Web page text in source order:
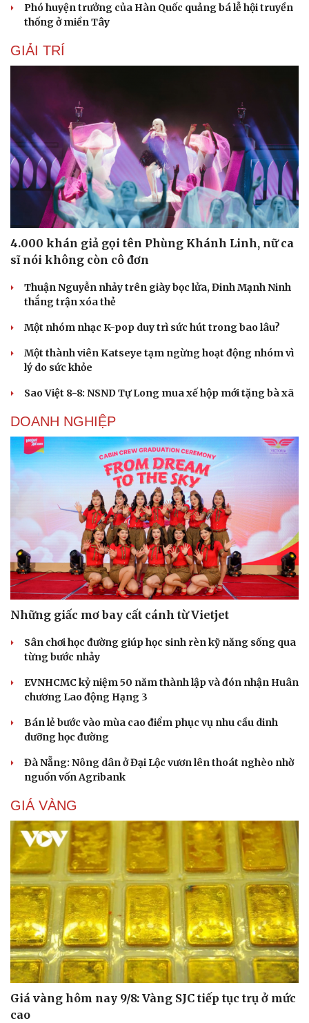
Cải chính
Phó huyện trưởng của Hàn Quốc quảng bá lễ hội truyền
thống ở miền Tây
GIẢI TRÍ
4.000 khán giả gọi tên Phùng Khánh Linh, nữ ca
sĩ nói không còn cô đơn
Thuận Nguyễn nhảy trên giày bọc lửa, Đinh Mạnh Ninh
thắng trận xóa thẻ
Một nhóm nhạc K-pop duy trì sức hút trong bao lâu?
Một thành viên Katseye tạm ngừng hoạt động nhóm vì
lý do sức khỏe
Sao Việt 8-8: NSND Tự Long mua xế hộp mới tặng bà xã
DOANH NGHIỆP
Những giấc mơ bay cất cánh từ Vietjet
Sân chơi học đường giúp học sinh rèn kỹ năng sống qua
từng bước nhảy
EVNHCMC kỷ niệm 50 năm thành lập và đón nhận Huân
chương Lao động Hạng 3
Bán lẻ bước vào mùa cao điểm phục vụ nhu cầu dinh
dưỡng học đường
Đà Nẵng: Nông dân ở Đại Lộc vươn lên thoát nghèo nhờ
nguồn vốn Agribank
GIÁ VÀNG
Giá vàng hôm nay 9/8: Vàng SJC tiếp tục trụ ở mức
cao